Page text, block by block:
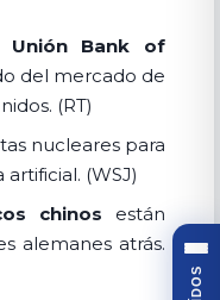
Unión Bank of
del mercado de
(RT)
nucleares para
(WSJ)
chinos están
alemanes atrás.